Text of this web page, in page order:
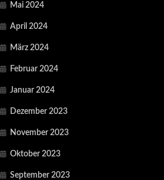
Mai 2024
April 2024
März 2024
Februar 2024
Januar 2024
Dezember 2023
November 2023
Oktober 2023
September 2023